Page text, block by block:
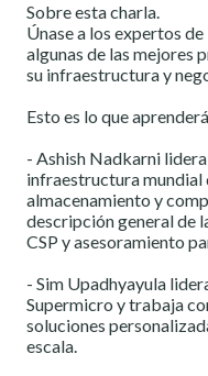
Sobre esta charla.
Únase a los expertos
algunas de las mejores
su infraestructura y
Esto es lo que
- Ashish Nadkarni
infraestructura mundial
almacenamiento y
descripción general de
CSP y asesoramiento
- Sim Upadhyayula
Supermicro y trabaja
soluciones
escala.